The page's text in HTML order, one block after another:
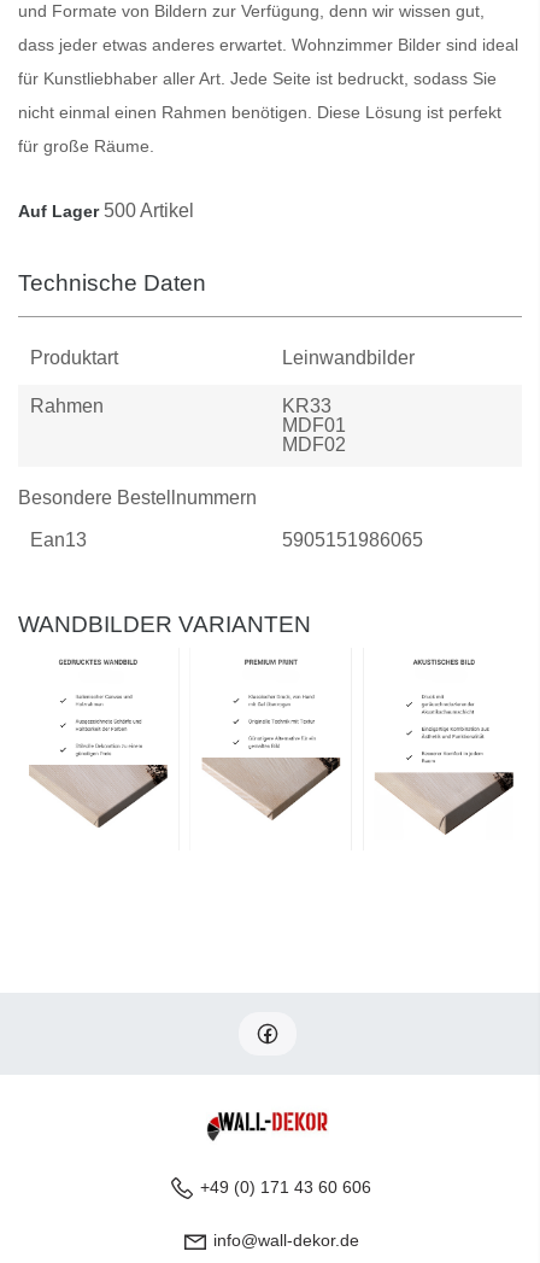
und Formate von Bildern zur Verfügung, denn wir wissen gut,
dass jeder etwas anderes erwartet. Wohnzimmer Bilder sind ideal
für Kunstliebhaber aller Art. Jede Seite ist bedruckt, sodass Sie
nicht einmal einen Rahmen benötigen. Diese Lösung ist perfekt
für große Räume.
Auf Lager 500 Artikel
Technische Daten
Produktart Leinwandbilder
Rahmen
KR33
MDF01
MDF02
Besondere Bestellnummern
Ean13 5905151986065
WANDBILDER VARIANTEN
+49 (0) 171 43 60 606
info@wall-dekor.de